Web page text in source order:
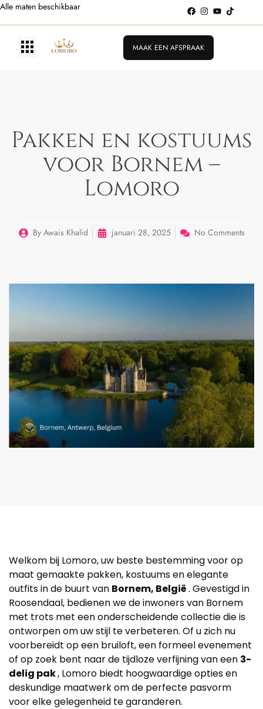
Alle maten beschikbaar
MAAK EEN AFSPRAAK
Pakken en kostuums
voor Bornem –
Lomoro
ByAwais Khalid januari 28, 2025 No Comments
Welkom bij Lomoro, uw beste bestemming voor op
maat gemaakte pakken, kostuums en elegante
outfits in de buurt van Bornem, België. Gevestigd in
Roosendaal, bedienen we de inwoners van Bornem
met trots met een onderscheidende collectie die is
ontworpen om uw stijl te verbeteren. Of u zich nu
voorbereidt op een bruiloft, een formeel evenement
of op zoek bent naar de tijdloze verfijning van een 3-
delig pak, Lomoro biedt hoogwaardige opties en
deskundige maatwerk om de perfecte pasvorm
voor elke gelegenheid te garanderen.